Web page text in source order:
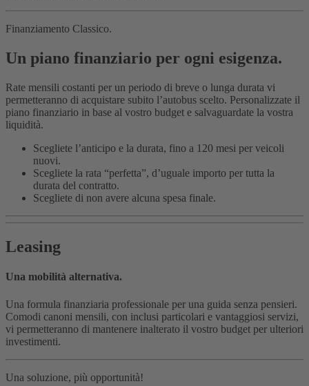
Finanziamento Classico.
Un piano finanziario per ogni esigenza.
Rate mensili costanti per un periodo di breve o lunga durata vi
permetteranno di acquistare subito l’autobus scelto. Personalizzate il
piano finanziario in base al vostro budget e salvaguardate la vostra
liquidità.
Scegliete l’anticipo e la durata, fino a 120 mesi per veicoli
nuovi.
Scegliete la rata “perfetta”, d’uguale importo per tutta la
durata del contratto.
Scegliete di non avere alcuna spesa finale.
Leasing
Una mobilità alternativa.
Una formula finanziaria professionale per una guida senza pensieri.
Comodi canoni mensili, con inclusi particolari e vantaggiosi servizi,
vi permetteranno di mantenere inalterato il vostro budget per ulteriori
investimenti.
Una soluzione, più opportunità!